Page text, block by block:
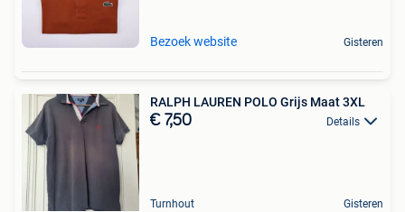
Bezoek website Gisteren
RALPH LAUREN POLO Grijs Maat 3XL
€ 7,50 Details
Turnhout Gisteren